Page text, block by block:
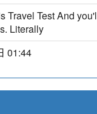
Travel Test And
Literally
01:44